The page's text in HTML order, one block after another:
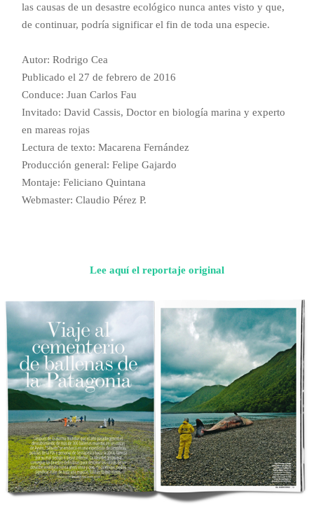
las causas de un desastre ecológico nunca antes visto y que,
de continuar, podría significar el fin de toda una especie.
Autor: Rodrigo Cea
Publicado el 27 de febrero de 2016
Conduce: Juan Carlos Fau
Invitado: David Cassis, Doctor en biología marina y experto
en mareas rojas
Lectura de texto: Macarena Fernández
Producción general: Felipe Gajardo
Montaje: Feliciano Quintana
Webmaster: Claudio Pérez P.
Lee aquí el reportaje original